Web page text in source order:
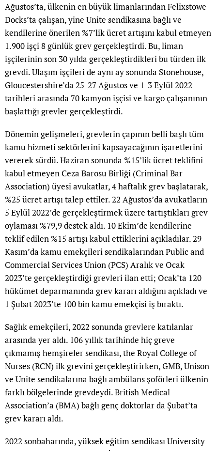
Ağustos’ta, ülkenin en büyük limanlarından Felixstowe
Docks’ta çalışan, yine Unite sendikasına bağlı ve
kendilerine önerilen %7’lik ücret artışını kabul etmeyen
1.900 işçi 8 günlük grev gerçekleştirdi. Bu, liman
işçilerinin son 30 yılda gerçekleştirdikleri bu türden ilk
grevdi. Ulaşım işçileri de aynı ay sonunda Stonehouse,
Gloucestershire’da 25-27 Ağustos ve 1-3 Eylül 2022
tarihleri arasında 70 kamyon işçisi ve kargo çalışanının
başlattığı grevler gerçekleştirdi.
Dönemin gelişmeleri, grevlerin çapının belli başlı tüm
kamu hizmeti sektörlerini kapsayacağının işaretlerini
vererek sürdü. Haziran sonunda %15’lik ücret teklifini
kabul etmeyen Ceza Barosu Birliği (Criminal Bar
Association) üyesi avukatlar, 4 haftalık grev başlatarak,
%25 ücret artışı talep ettiler. 22 Ağustos’da avukatların
5 Eylül 2022’de gerçekleştirmek üzere tartıştıkları grev
oylaması %79,9 destek aldı. 10 Ekim’de kendilerine
teklif edilen %15 artışı kabul ettiklerini açıkladılar. 29
Kasım’da kamu emekçileri sendikalarından Public and
Commercial Services Union (PCS) Aralık ve Ocak
2023’te gerçekleştirdiği grevleri ilan etti; Ocak’ta 120
hükümet deparmanında grev kararı aldığını açıkladı ve
1 Şubat 2023’te 100 bin kamu emekçisi iş bıraktı.
Sağlık emekçileri, 2022 sonunda grevlere katılanlar
arasında yer aldı. 106 yıllık tarihinde hiç greve
çıkmamış hemşireler sendikası, the Royal College of
Nurses (RCN) ilk grevini gerçekleştirirken, GMB, Unison
ve Unite sendikalarına bağlı ambülans şoförleri ülkenin
farklı bölgelerinde grevdeydi. British Medical
Association’a (BMA) bağlı genç doktorlar da Şubat’ta
grev kararı aldı.
2022 sonbaharında, yüksek eğitim sendikası University